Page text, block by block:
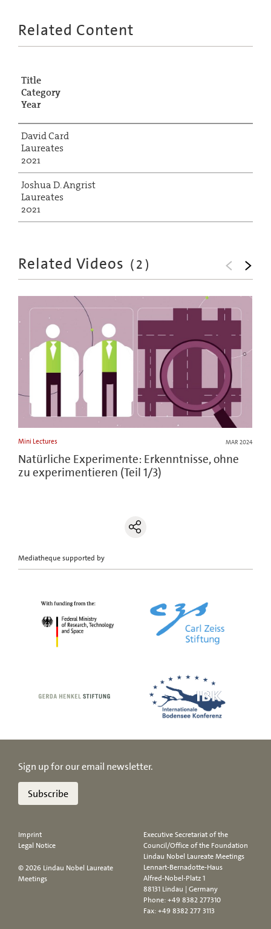
Related Content
Title
Category
Year
David Card
Laureates
2021
Joshua D. Angrist
Laureates
2021
Related Videos (2)
Mini Lectures MAR 2024
Natürliche Experimente: Erkenntnisse, ohne
zu experimentieren (Teil 1/3)
Mediatheque supported by
Sign up for our email newsletter.
Subscribe
Imprint
Legal Notice
© 2026 Lindau Nobel Laureate
Meetings
Executive Secretariat of the
Council/Office of the Foundation
Lindau Nobel Laureate Meetings
Lennart-Bernadotte-Haus
Alfred-Nobel-Platz 1
88131 Lindau | Germany
Phone:+49 8382 277310
Fax: +49 8382 277 3113